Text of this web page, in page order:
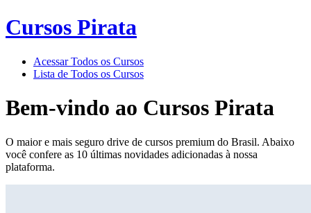
Cursos Pirata
Acessar Todos os Cursos
Lista de Todos os Cursos
Bem-vindo ao Cursos Pirata
O maior e mais seguro drive de cursos premium do Brasil. Abaixo
você confere as 10 últimas novidades adicionadas à nossa
plataforma.